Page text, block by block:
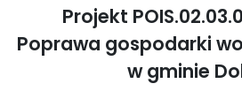
Projekt
Poprawa gospodarki
w gminie